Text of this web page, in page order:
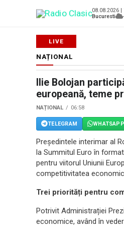
08.08.2026 |
Bucuresti
NAȚIONAL
Ilie Bolojan
europeană, teme
NAȚIONAL 06:58
TELEGRAM WHATSAPP
Președintele interimar al
la Summitul Euro în
pentru viitorul Uniunii
competitivitatea
Trei priorități pentru
Potrivit Administrației
economice, având în